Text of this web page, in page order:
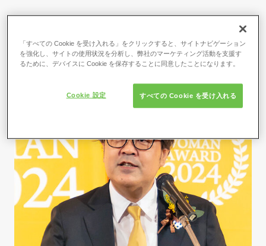
ニューヨークの婦人参政権を求め
たデモがきっかけ
「すべての Cookie を受け入れる」をクリックすると、サイトナビゲーション
を強化し、サイトの使用状況を分析し、弊社のマーケティング活動を支援す
るために、デバイスに Cookie を保存することに同意したことになります。
すべての Cookie を受け入れる
Cookie 設定